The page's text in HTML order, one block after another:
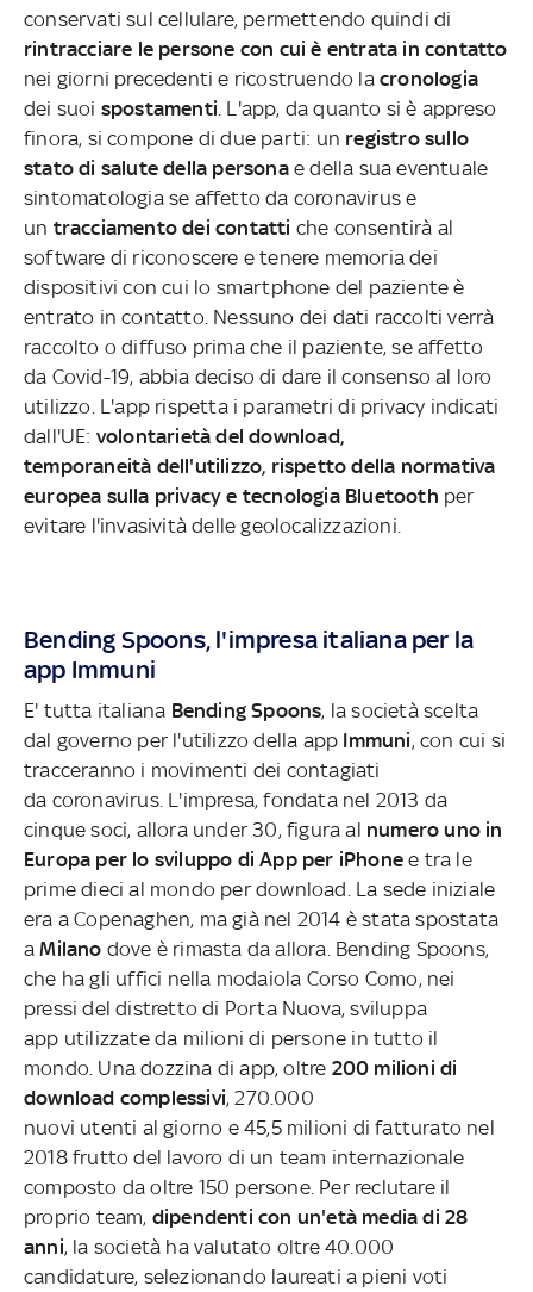
conservati sul cellulare, permettendo quindi di
rintracciare le persone con cui è entrata in contatto
nei giorni precedenti e ricostruendo la cronologia
dei suoi spostamenti . L'app, da quanto si è appreso
finora, si compone di due parti: un registro sullo
stato di salute della personae della sua eventuale
sintomatologia se affetto da coronavirus e
un tracciamento dei contatti che consentirà al
software di riconoscere e tenere memoria dei
dispositivi con cui lo smartphone del paziente è
entrato in contatto. Nessuno dei dati raccolti verrà
raccolto o diffuso prima che il paziente, se affetto
da Covid-19, abbia deciso di dare il consenso al loro
utilizzo. L'app rispetta i parametri di privacy indicati
dall'UE: volontarietà del download,
temporaneità dell'utilizzo, rispetto della normativa
europea sulla privacy e tecnologia Bluetooth per
evitare l'invasivitàdelle geolocalizzazioni.
Bending Spoons, l'impresa italiana per la
app Immuni
E' tutta italiana Bending Spoons, la società scelta
dal governo per l'utilizzo della app Immuni, con cui si
tracceranno i movimenti dei contagiati
da coronavirus. L'impresa, fondata nel 2013 da
cinque soci, allora under 30, figura al numero uno in
Europa per lo sviluppo di App per iPhonee tra le
prime dieci al mondo per download. La sede iniziale
era a Copenaghen, ma già nel 2014 è stata spostata
aMilano dove è rimasta da allora. Bending Spoons,
che ha gli uffici nella modaiola Corso Como, nei
pressi del distretto di Porta Nuova, sviluppa
app utilizzate da milioni di persone in tutto il
mondo. Una dozzina di app, oltre 200 milioni di
download complessivi, 270.000
nuovi utenti al giorno e 45,5 milioni di fatturato nel
2018 frutto del lavoro di un team internazionale
composto da oltre 150 persone. Per reclutare il
proprio team, dipendenti con un'età media di 28
anni, la società ha valutato oltre 40.000
candidature, selezionando laureati a pieni voti